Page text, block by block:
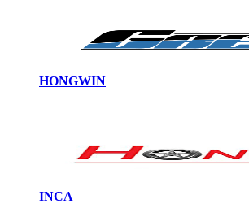
HONGWIN
INCA